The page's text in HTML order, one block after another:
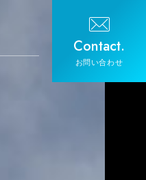
Contact.
お問い合わせ